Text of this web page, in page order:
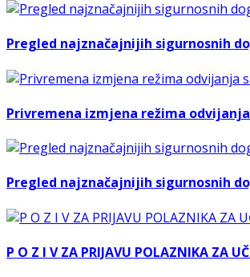
Pregled najznačajnijih sigurnosnih
Privremena izmjena režima
Pregled najznačajnijih sigurnosnih
P O Z I V ZA PRIJAVU POLAZNIKA ZA